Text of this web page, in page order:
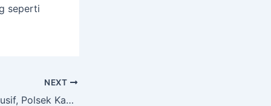
seperti
NEXT
Jaga Situasi Kondusif, Polsek Kadipaten Sambangi Hotel Arya